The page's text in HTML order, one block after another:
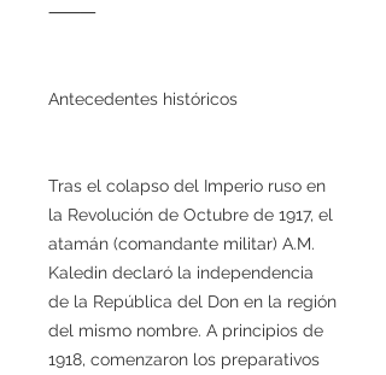
⸻
Antecedentes históricos
Tras el colapso del Imperio ruso en
la Revolución de Octubre de 1917, el
atamán (comandante militar) A.M.
Kaledin declaró la independencia
de la República del Don en la región
del mismo nombre. A principios de
1918, comenzaron los preparativos